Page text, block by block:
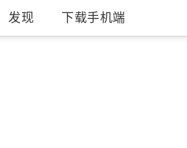
发现 下载手机端